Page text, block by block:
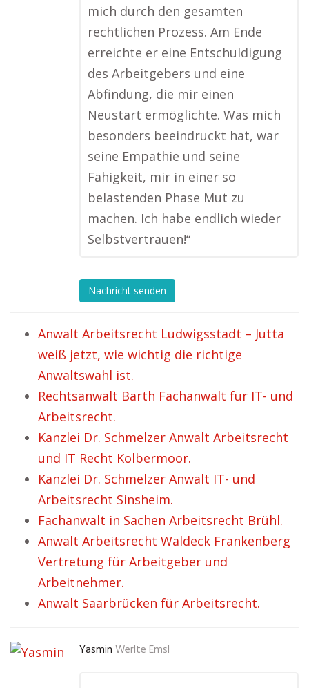
mich durch den gesamten
rechtlichen Prozess. Am Ende
erreichte er eine Entschuldigung
des Arbeitgebers und eine
Abfindung, die mir einen
Neustart ermöglichte. Was mich
besonders beeindruckt hat, war
seine Empathie und seine
Fähigkeit, mir in einer so
belastenden Phase Mut zu
machen. Ich habe endlich wieder
Selbstvertrauen!“
Nachricht senden
Anwalt Arbeitsrecht Ludwigsstadt – Jutta
weiß jetzt, wie wichtig die richtige
Anwaltswahl ist.
Rechtsanwalt Barth Fachanwalt für IT- und
Arbeitsrecht.
Kanzlei Dr. Schmelzer Anwalt Arbeitsrecht
und IT Recht Kolbermoor.
Kanzlei Dr. Schmelzer Anwalt IT- und
Arbeitsrecht Sinsheim.
Fachanwalt in Sachen Arbeitsrecht Brühl.
Anwalt Arbeitsrecht Waldeck Frankenberg
Vertretung für Arbeitgeber und
Arbeitnehmer.
Anwalt Saarbrücken für Arbeitsrecht.
Yasmin Werlte Emsl